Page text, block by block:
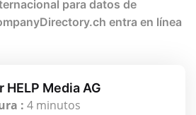
para datos de
entra en línea
Media AG
: 4 minutos